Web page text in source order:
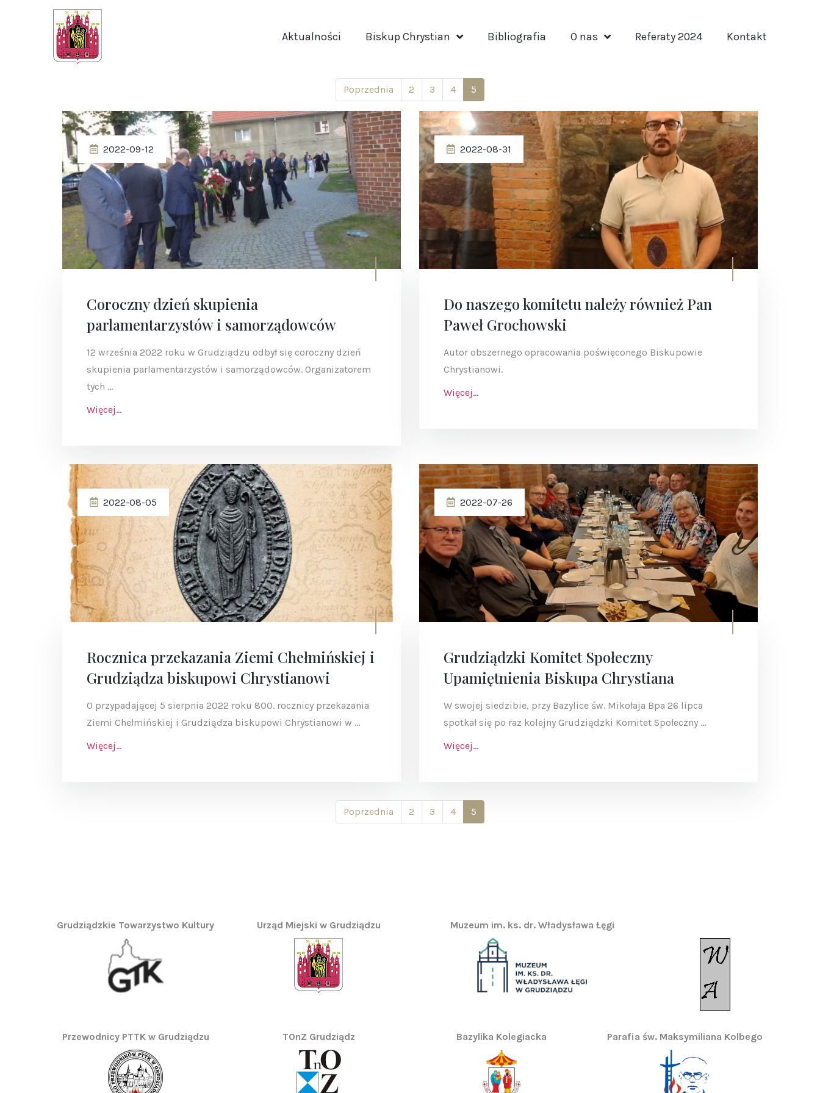
Aktualności Biskup Chrystian Bibliografia O nas Referaty 2024 Kontakt
Poprzednia 2 3 4 5
2022-09-12
Coroczny dzień skupienia
parlamentarzystów i samorządowców
12 września 2022 roku w Grudziądzu odbył się coroczny dzień
skupienia parlamentarzystów i samorządowców. Organizatorem
tych ...
Więcej...
2022-08-31
Do naszego komitetu należy również Pan
Paweł Grochowski
Autor obszernego opracowania poświęconego Biskupowie
Chrystianowi.
Więcej...
2022-08-05
Rocznica przekazania Ziemi Chełmińskiej i
Grudziądza biskupowi Chrystianowi
O przypadającej 5 sierpnia 2022 roku 800. rocznicy przekazania
Ziemi Chełmińskiej i Grudziądza biskupowi Chrystianowi w ...
Więcej...
2022-07-26
Grudziądzki Komitet Społeczny
Upamiętnienia Biskupa Chrystiana
W swojej siedzibie, przy Bazylice św. Mikołaja Bpa 26 lipca
spotkał się po raz kolejny Grudziądzki Komitet Społeczny ...
Więcej...
Poprzednia 2 3 4 5
Grudziądzkie Towarzystwo Kultury Urząd Miejski w Grudziądzu Muzeum im. ks. dr. Władysława Łęgi
Przewodnicy PTTK w Grudziądzu TOnZ Grudziądz Bazylika Kolegiacka Parafia św. Maksymiliana Kolbego